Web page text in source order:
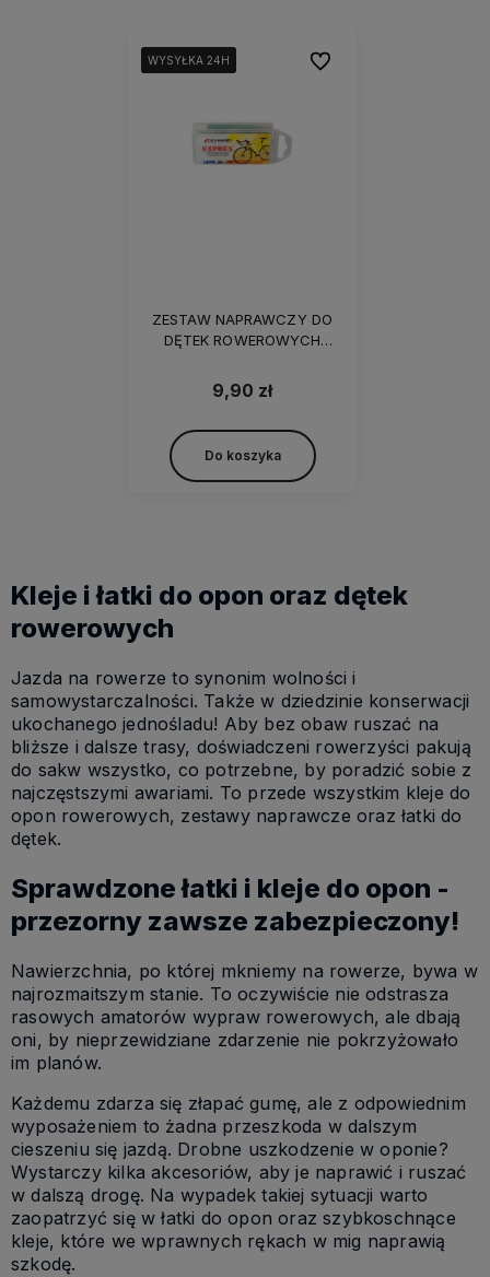
WYSYŁKA 24H
WYSYŁKA 24H
WYSYŁKA 24H
WYSYŁKA 24H
ZESTAW NAPRAWCZY DO
DĘTEK ROWEROWYCH
9,90 zł
Do koszyka
Do ulubionych
Kleje i łatki do opon oraz dętek
rowerowych
Jazda na rowerze to synonim wolności i
samowystarczalności. Także w dziedzinie konserwacji
ukochanego jednośladu! Aby bez obaw ruszać na
bliższe i dalsze trasy, doświadczeni rowerzyści pakują
do sakw wszystko, co potrzebne, by poradzić sobie z
najczęstszymi awariami. To przede wszystkim kleje do
opon rowerowych, zestawy naprawcze oraz łatki do
dętek.
Sprawdzone łatki i kleje do opon -
przezorny zawsze zabezpieczony!
Nawierzchnia, po której mkniemy na rowerze, bywa w
najrozmaitszym stanie. To oczywiście nie odstrasza
rasowych amatorów wypraw rowerowych, ale dbają
oni, by nieprzewidziane zdarzenie nie pokrzyżowało
im planów.
Każdemu zdarza się złapać gumę, ale z odpowiednim
wyposażeniem to żadna przeszkoda w dalszym
cieszeniu się jazdą. Drobne uszkodzenie w oponie?
Wystarczy kilka akcesoriów, aby je naprawić i ruszać
w dalszą drogę. Na wypadek takiej sytuacji warto
zaopatrzyć się w łatki do opon oraz szybkoschnące
kleje, które we wprawnych rękach w mig naprawią
szkodę.